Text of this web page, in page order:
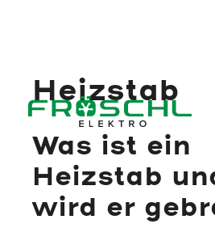
Heizstab
Was ist ein
Heizstab
wird er